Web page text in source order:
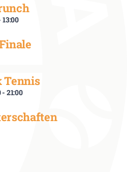
13:00
Tennis
- 21:00